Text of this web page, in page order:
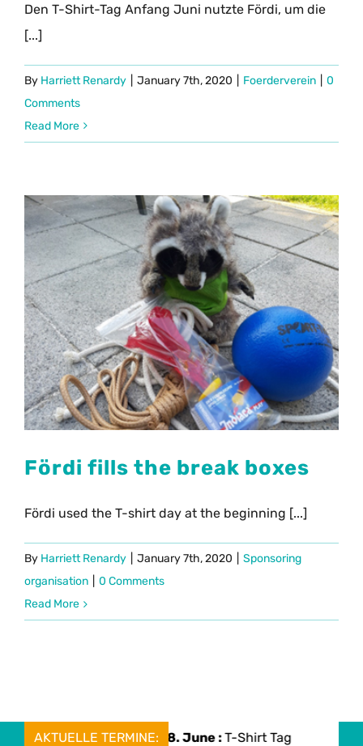
Den T-Shirt-Tag Anfang Juni nutzte Fördi, um die
[...]
By Harriett Renardy January 7th, 2020 Foerderverein
0
Comments
Read More
Fördi fills the break boxes
Fördi used the T-shirt day at the beginning [...]
By Harriett Renardy January 7th, 2020
Sponsoring
organisation
0 Comments
Read More
AKTUELLE TERMINE:Mon, 08. June :T-Shirt Tag